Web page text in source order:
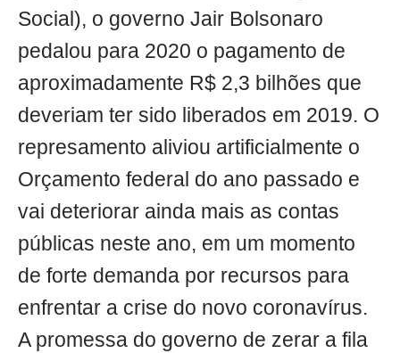
Social), o governo Jair Bolsonaro
pedalou para 2020 o pagamento de
aproximadamente R$ 2,3 bilhões que
deveriam ter sido liberados em 2019. O
represamento aliviou artificialmente o
Orçamento federal do ano passado e
vai deteriorar ainda mais as contas
públicas neste ano, em um momento
de forte demanda por recursos para
enfrentar a crise do novo coronavírus.
A promessa do governo de zerar a fila